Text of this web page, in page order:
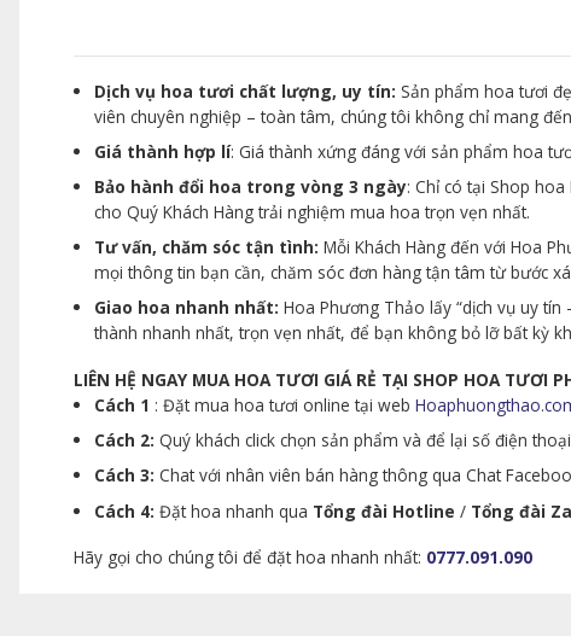
Dịch vụ hoa tươi chất lượng, uy tín: Sản phẩm hoa tươi
viên chuyên nghiệp – toàn tâm, chúng tôi không chỉ mang
Giá thành hợp lí: Giá thành xứng đáng với sản phẩm hoa
Bảo hành đổi hoa trong vòng 3 ngày: Chỉ có tại Shop
cho Quý Khách Hàng trải nghiệm mua hoa trọn vẹn nhất.
Tư vấn, chăm sóc tận tình: Mỗi Khách Hàng đến với Hoa
mọi thông tin bạn cần, chăm sóc đơn hàng tận tâm từ bước
Giao hoa nhanh nhất: Hoa Phương Thảo lấy “dịch vụ uy
thành nhanh nhất, trọn vẹn nhất, để bạn không bỏ lỡ bất kỳ
LIÊN HỆ NGAY MUA HOA TƯƠI GIÁ RẺ TẠI SHOP HOA
Cách 1 : Đặt mua hoa tươi online tại web
Cách 2: Quý khách click chọn sản phẩm và để lại số điện
Cách 3: Chat với nhân viên bán hàng thông qua Chat
Cách 4: Đặt hoa nhanh qua Tổng đài Hotline / Tổng đài
Hãy gọi cho chúng tôi để đặt hoa nhanh nhất: 0777.091.090